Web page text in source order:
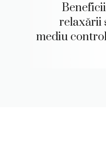
relaxării
mediu